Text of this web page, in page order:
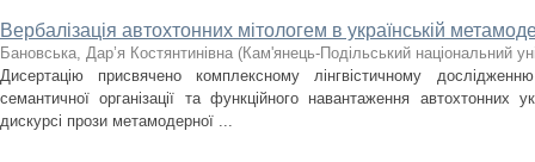
Вербалізація автохтонних мітологем в українській
Бановська, Дар’я Костянтинівна (Кам'янець-Подільський національний
Дисертацію присвячено комплексному лінгвістичному дослідженню
семантичної організації та функційного навантаження автохтонних
дискурсі прози метамодерної ...